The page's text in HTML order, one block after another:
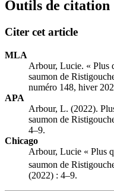
Outils de citation
Citer cet article
MLA
Arbour, Lucie. « Plus
saumon de
numéro 148, hiver
APA
Arbour, L. (2022).
saumon de
4–9.
Chicago
Arbour, Lucie « Plus
saumon de
(2022) : 4–9.